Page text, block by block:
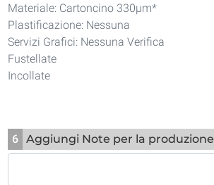
Materiale: Cartoncino 330µm*
Plastificazione: Nessuna
Servizi Grafici: Nessuna Verifica
Fustellate
Incollate
6 Aggiungi Note per la produzione